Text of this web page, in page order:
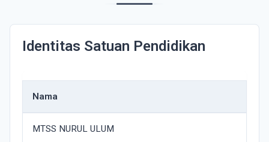
Identitas Satuan Pendidikan
Nama
MTSS NURUL ULUM